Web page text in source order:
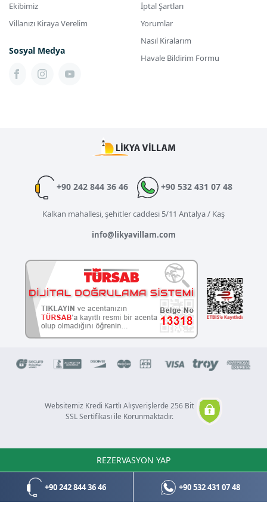
Ekibimiz
Villanızı Kiraya Verelim
Sosyal Medya
İptal Şartları
Yorumlar
Nasıl Kiralarım
Havale Bildirim Formu
+90 242 844 36 46 +90 532 431 07 48
Kalkan mahallesi, şehitler caddesi 5/11 Antalya / Kaş
info@likyavillam.com
Websitemiz Kredi Kartlı Alışverişlerde 256 Bit
SSL Sertifikası ile Korunmaktadır.
Copyright © 2021 Tüm hakları saklıdır.
Design & Software byBocekSoft
+90 242 844 36 46 +90 532 431 07 48
REZERVASYON YAP